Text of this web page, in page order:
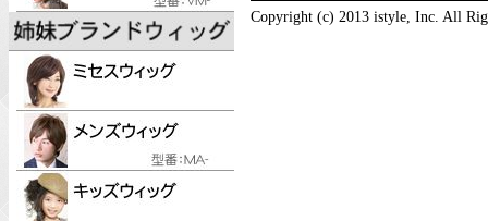
Copyright (c) 2013 istyle, Inc. All